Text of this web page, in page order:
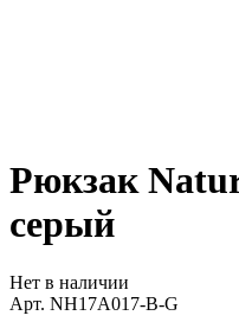
Рюкзак
серый
Нет в наличии
Арт. NH17A017-B-G